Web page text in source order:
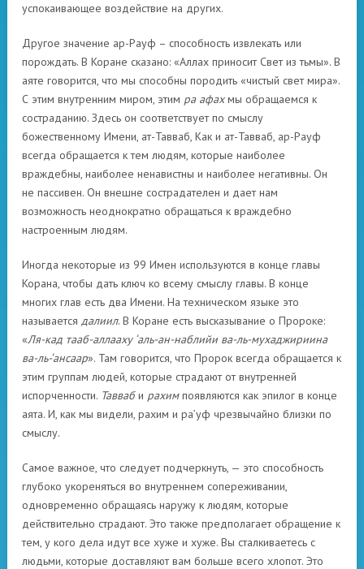
успокаивающее воздействие на других.
Другое значение ар-Рауф – способность извлекать или
порождать. В Коране сказано: «Аллах приносит Свет из тьмы». В
аяте говорится, что мы способны породить «чистый свет мира».
С этим внутренним миром, этим ра афахмы обращаемся к
состраданию. Здесь он соответствует по смыслу
божественному Имени, ат-Тавваб, Как и ат-Тавваб, ар-Рауф
всегда обращается к тем людям, которые наиболее
враждебны, наиболее ненавистны и наиболее негативны. Он
не пассивен. Он внешне сострадателен и дает нам
возможность неоднократно обращаться к враждебно
настроенным людям.
Иногда некоторые из 99 Имен используются в конце главы
Корана, чтобы дать ключ ко всему смыслу главы. В конце
многих глав есть два Имени. На техническом языке это
называется далиил. В Коране есть высказывание о Пророке:
«Ля-кад тааб-аллааху ‘аль-ан-наблийи ва-ль-мухаджириина
ва-ль-‘ансаар». Там говорится, что Пророк всегда обращается к
этим группам людей, которые страдают от внутренней
испорченности. Тавваби рахимпоявляются как эпилог в конце
аята. И, как мы видели, рахим и ра’уф чрезвычайно близки по
смыслу.
Самое важное, что следует подчеркнуть, — это способность
глубоко укореняться во внутреннем сопереживании,
одновременно обращаясь наружу к людям, которые
действительно страдают. Это также предполагает обращение к
тем, у кого дела идут все хуже и хуже. Вы сталкиваетесь с
людьми, которые доставляют вам больше всего хлопот. Это